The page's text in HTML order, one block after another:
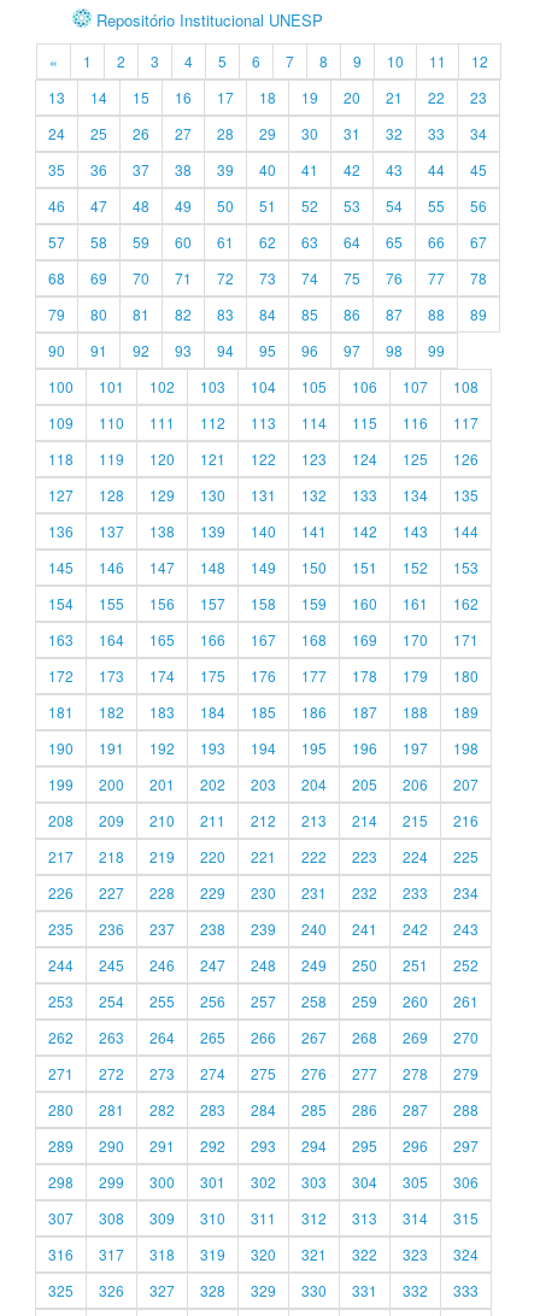
Repositório Institucional UNESP
« 1 2 3 4 5 6 7 8 9 10 11
12
13
14 15 16 17 18 19 20 21 22
23
24
25 26 27 28 29 30 31 32 33
34
35
36 37 38 39 40 41 42 43 44
45
46
47 48 49 50 51 52 53 54 55
56
57
58 59 60 61 62 63 64 65 66
67
68
69 70 71 72 73 74 75 76 77
78
79
80 81 82 83 84 85 86 87 88
89
90
91 92 93 94 95 96 97 98
99
100
101 102 103 104 105 106 107
108
109
110 111 112 113 114 115 116
117
118
119 120 121 122 123 124 125
126
127
128 129 130 131 132 133 134
135
136
137 138 139 140 141 142 143
144
145
146 147 148 149 150 151 152
153
154
155 156 157 158 159 160 161
162
163
164 165 166 167 168 169 170
171
172
173 174 175 176 177 178 179
180
181
182 183 184 185 186 187 188
189
190
191 192 193 194 195 196 197
198
199
200 201 202 203 204 205 206
207
208
209 210 211 212 213 214 215
216
217
218 219 220 221 222 223 224
225
226
227 228 229 230 231 232 233
234
235
236 237 238 239 240 241 242
243
244
245 246 247 248 249 250 251
252
253
254 255 256 257 258 259 260
261
262
263 264 265 266 267 268 269
270
271
272 273 274 275 276 277 278
279
280
281 282 283 284 285 286 287
288
289
290 291 292 293 294 295 296
297
298
299 300 301 302 303 304 305
306
307
308 309 310 311 312 313 314
315
316
317 318 319 320 321 322 323
324
325
326 327 328 329 330 331 332 333